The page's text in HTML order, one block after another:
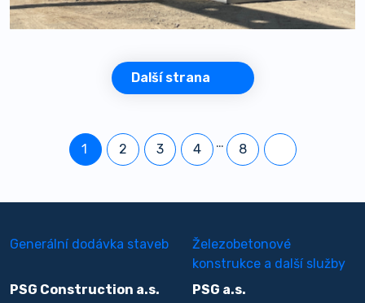
Další strana
1 2 3 4 … 8
Generální dodávka staveb
PSG Construction a.s.
Železobetonové
konstrukce a další služby
PSG a.s.